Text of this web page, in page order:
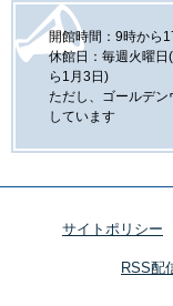
開館時間：9時から
休館日：毎週火曜
ら1月3日)
ただし、ゴールデ
しています
サイトポリシー
RSS配